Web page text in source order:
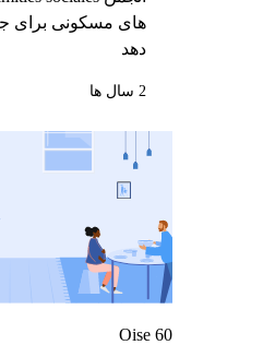
های مسکونی برای
دهد
2 سال ها
Oise 60